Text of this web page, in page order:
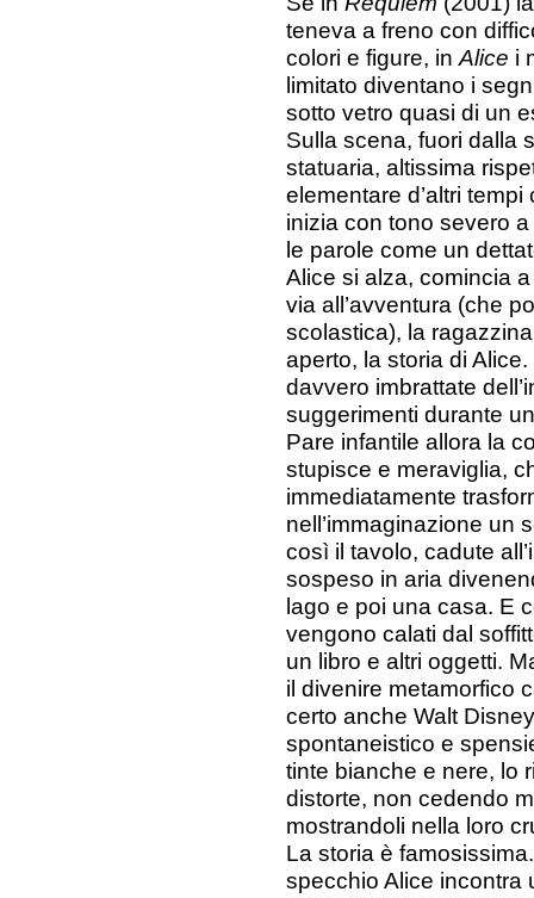
teneva a freno con
colori e figure, in Alice i
limitato diventano i
sotto vetro quasi di un
Sulla scena, fuori dalla
statuaria, altissima
elementare d’altri
inizia con tono severo
le parole come un
Alice si alza, comincia
via all’avventura (che
scolastica), la
aperto, la storia di
davvero imbrattate
suggerimenti durante
Pare infantile allora la
stupisce e meraviglia,
immediatamente
nell’immaginazione un
così il tavolo, cadute
sospeso in aria
lago e poi una casa. E
vengono calati dal
un libro e altri oggetti.
il divenire metamorfico
certo anche Walt
spontaneistico e
tinte bianche e nere, lo
distorte, non cedendo
mostrandoli nella loro
La storia è
specchio Alice incontra